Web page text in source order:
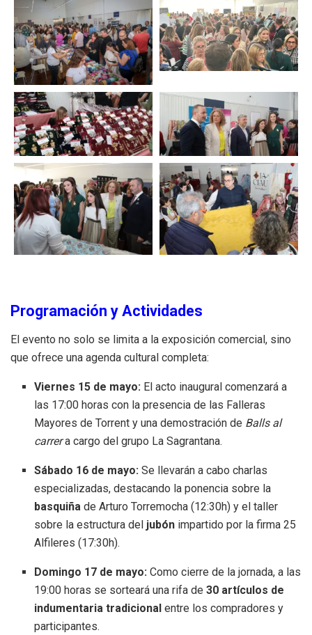
Programación y Actividades
El evento no solo se limita a la exposición comercial, sino
que ofrece una agenda cultural completa:
Viernes 15 de mayo: El acto inaugural comenzará a
las 17:00 horas con la presencia de las Falleras
Mayores de Torrent y una demostración de Balls al
carrera cargo del grupo La Sagrantana.
Sábado 16 de mayo: Se llevarán a cabo charlas
especializadas, destacando la ponencia sobre la
basquiña de Arturo Torremocha (12:30h) y el taller
sobre la estructura del jubón impartido por la firma 25
Alfileres (17:30h).
Domingo 17 de mayo: Como cierre de la jornada, a las
19:00 horas se sorteará una rifa de30 artículos de
indumentaria tradicional entre los compradores y
participantes.